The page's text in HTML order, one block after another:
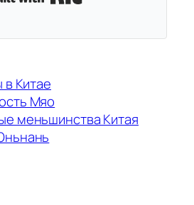
в Китае
Мяо
меньшинства Китая